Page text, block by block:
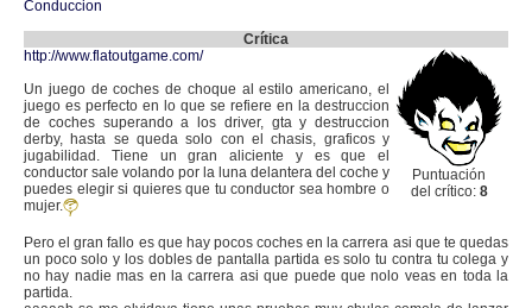
Conduccion
Crítica
Puntuación
del crítico: 8
http://www.flatoutgame.com/
Un juego de coches de choque al estilo americano, el
juego es perfecto en lo que se refiere en la destruccion
de coches superando a los driver, gta y destruccion
derby, hasta se queda solo con el chasis, graficos y
jugabilidad. Tiene un gran aliciente y es que el
conductor sale volando por la luna delantera del coche y
puedes elegir si quieres que tu conductor sea hombre o
mujer.
Pero el gran fallo es que hay pocos coches en la carrera asi que te quedas
un poco solo y los dobles de pantalla partida es solo tu contra tu colega y
no hay nadie mas en la carrera asi que puede que nolo veas en toda la
partida.